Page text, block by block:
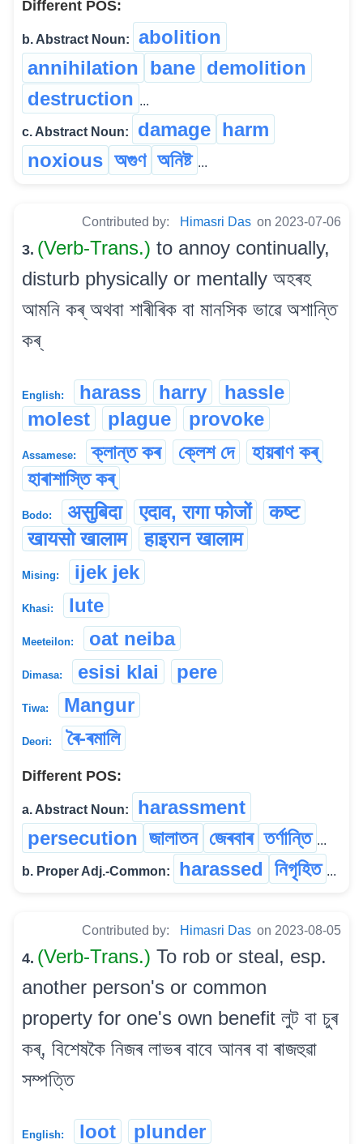
Different POS:
b. Abstract Noun:
abolition
annihilation bane demolition
destruction ...
c. Abstract Noun: damage harm
noxious অগুণ অনিষ্ট ...
Contributed by: Himasri Das on 2023-07-06
3. (Verb-Trans.) to annoy continually,
disturb physically or mentally অহৰহ
আমনি কৰ্ অথবা শাৰীৰিক বা মানসিক ভাৱে অশান্তি
কৰ্
English: harass harry
hassle
molest
plague provoke
Assamese: ক্লান্ত কৰ ক্লেশ দে
হায়ৰাণ কৰ্
হাৰাশাস্তি কৰ্
Bodo: असुबिदा एदाव, रागा फोजों
कष्ट
खायसो खालाम
हाइरान खालाम
Mising: ijek jek
Khasi: lute
Meeteilon: oat neiba
Dimasa: esisi klai pere
Tiwa: Mangur
Deori: ৰৈ-ৰমালি
Different POS:
a. Abstract Noun:
harassment
persecution জালাতন জেৰবাৰ তৰ্ণান্তি ...
b. Proper Adj.-Common: harassed নিগৃহিত ...
Contributed by: Himasri Das on 2023-08-05
4. (Verb-Trans.) To rob or steal, esp.
another person's or common
property for one's own benefit লুট বা চুৰ
কৰ্, বিশেষকৈ নিজৰ লাভৰ বাবে আনৰ বা ৰাজহুৱা
সম্পত্তি
English: loot plunder